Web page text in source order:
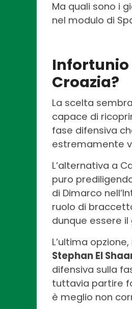
Ma quali sono i
nel modulo di
Infortunio
Croazia?
La scelta
capace di
fase difensiva
estremamente
L’alternativa a
puro
di Dimarco
ruolo di
dunque essere
L’ultima
Stephan El
difensiva sulla
tuttavia partire
è meglio non